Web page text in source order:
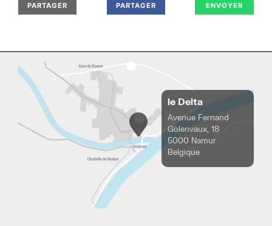
PARTAGER PARTAGER ENVOYER
le Delta
Avenue Fernand
Golenvaux, 18
5000 Namur
Belgique